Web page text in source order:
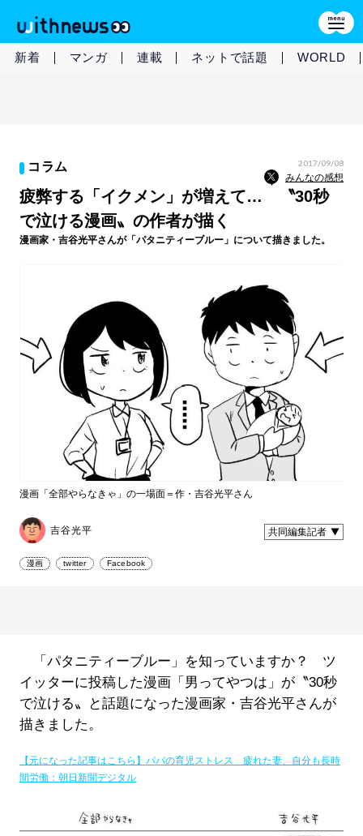
新着 マンガ 連載 ネットで話題 WORLD
コラム 2017/09/08
みんなの感想
疲弊する「イクメン」が増えて… 〝30秒
で泣ける漫画〟の作者が描く
漫画家・吉谷光平さんが「パタニティーブルー」について描きました。
漫画「全部やらなきゃ」の一場面＝作・吉谷光平さん
吉谷光平 共同編集記者
漫画 twitter Facebook
「パタニティーブルー」を知っていますか？ ツ
イッターに投稿した漫画「男ってやつは」が〝30秒
で泣ける〟と話題になった漫画家・吉谷光平さんが
描きました。
【元になった記事はこちら】パパの育児ストレス 疲れた妻、自分も長時
間労働：朝日新聞デジタル